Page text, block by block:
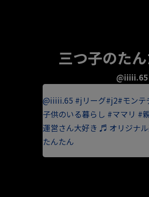
三つ子のた
@iiiii.65
@iiiii.65 #jリーグ#j2#モンテ
子供のいる暮らし #ママリ #
運営さん大好き ♬ オリジナ
たんたん